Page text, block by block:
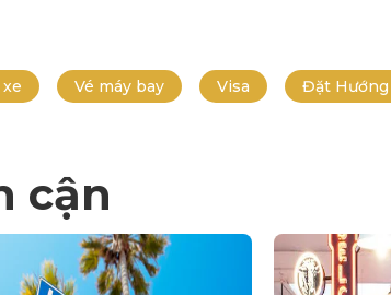
Vé máy bay Visa Đặt Hướng
cận